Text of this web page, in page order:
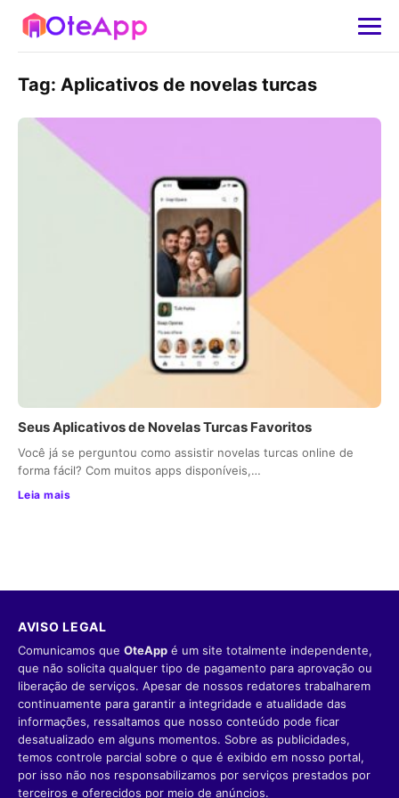
Tag: Aplicativos de novelas turcas
Seus Aplicativos de Novelas Turcas Favoritos
Você já se perguntou como assistir novelas turcas online de
forma fácil? Com muitos apps disponíveis,…
Leia mais
AVISO LEGAL
Comunicamos que OteApp é um site totalmente independente,
que não solicita qualquer tipo de pagamento para aprovação ou
liberação de serviços. Apesar de nossos redatores trabalharem
continuamente para garantir a integridade e atualidade das
informações, ressaltamos que nosso conteúdo pode ficar
desatualizado em alguns momentos. Sobre as publicidades,
temos controle parcial sobre o que é exibido em nosso portal,
por isso não nos responsabilizamos por serviços prestados por
terceiros e oferecidos por meio de anúncios.